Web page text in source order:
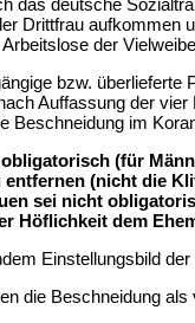
das deutsche
Drittfrau aufkommen
der
bzw.
Auffassung der
Beschneidung im
(für
(nicht die
sei nicht
Höflichkeit dem
Einstellungsbild
die Beschneidung